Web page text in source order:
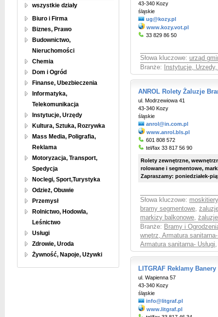
wszystkie działy
Biuro i Firma
Biznes, Prawo
Budownictwo,
Nieruchomości
Chemia
Dom i Ogród
Finanse, Ubezbieczenia
Informatyka,
Telekomunikacja
Instytucje, Urzędy
Kultura, Sztuka, Rozrywka
Mass Media, Poligrafia,
Reklama
Motoryzacja, Transport,
Spedycja
Noclegi, Sport,Turystyka
Odzież, Obuwie
Przemysł
Rolnictwo, Hodowla,
Leśnictwo
Usługi
Zdrowie, Uroda
Żywność, Napoje, Używki
43-340 Kozy
śląskie
ug@kozy.pl
www.kozy.vot.pl
33 829 86 50
Słowa kluczowe: urząd
Branże:
Instytucje,
ANROL Rolety Żaluzje
ul. Modrzewiowa 41
43-340 Kozy
śląskie
anrol@in.com.pl
www.anrol.bls.pl
601 808 572
tel/fax 33 817 56 90
Rolety zewnętrzne,
rolowane i segmentowe,
Zapraszamy: poniedziałek-
Słowa kluczowe: moskitiery
bramy segmentowe,
markizy balkonowe,
Branże: Bramy i
wnętrz, Armatura
Armatura sanitarna- Usługi,
LITGRAF Reklamy
ul. Wapienna 57
43-340 Kozy
śląskie
info@litgraf.pl
www.litgraf.pl